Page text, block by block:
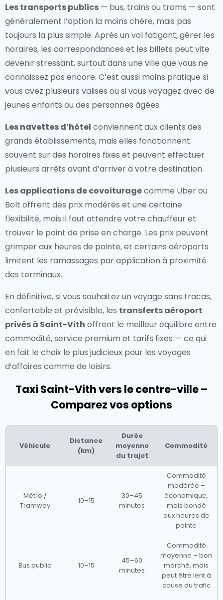
Les transports publics — bus, trains ou trams — sont
généralement l’option la moins chère, mais pas
toujours la plus simple. Après un vol fatigant, gérer les
horaires, les correspondances et les billets peut vite
devenir stressant, surtout dans une ville que vous ne
connaissez pas encore. C’est aussi moins pratique si
vous avez plusieurs valises ou si vous voyagez avec de
jeunes enfants ou des personnes âgées.
Les navettes d’hôtel conviennent aux clients des
grands établissements, mais elles fonctionnent
souvent sur des horaires fixes et peuvent effectuer
plusieurs arrêts avant d’arriver à votre destination.
Les applications de covoituragecomme Uber ou
Bolt offrent des prix modérés et une certaine
flexibilité, mais il faut attendre votre chauffeur et
trouver le point de prise en charge. Les prix peuvent
grimper aux heures de pointe, et certains aéroports
limitent les ramassages par application à proximité
des terminaux.
En définitive, si vous souhaitez un voyage sans tracas,
confortable et prévisible, les transferts aéroport
privés à Saint-Vith offrent le meilleur équilibre entre
commodité, service premium et tarifs fixes — ce qui
en fait le choix le plus judicieux pour les voyages
d’affaires comme de loisirs.
Taxi Saint-Vith vers le centre-ville –
Comparez vos options
Véhicule
Distance
(km)
Durée
moyenne
du trajet
Commodité
Métro /
Tramway
10–15
30–45
minutes
Commodité
modérée –
économique,
mais bondé
aux heures de
pointe
Bus public 10–15
45–60
minutes
Commodité
moyenne – bon
marché, mais
peut être lent à
cause du trafic